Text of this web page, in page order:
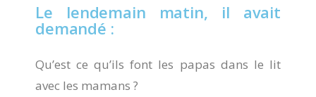
Le lendemain matin, il avait
demandé :
Qu’est ce qu’ils font les papas dans le lit
avec les mamans ?